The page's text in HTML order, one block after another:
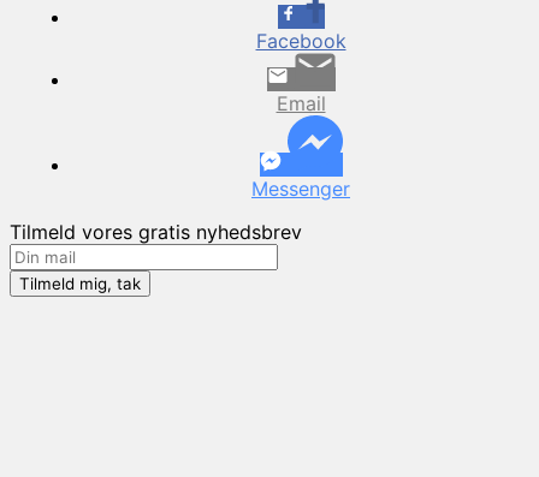
Facebook
Email
Messenger
Tilmeld vores gratis nyhedsbrev